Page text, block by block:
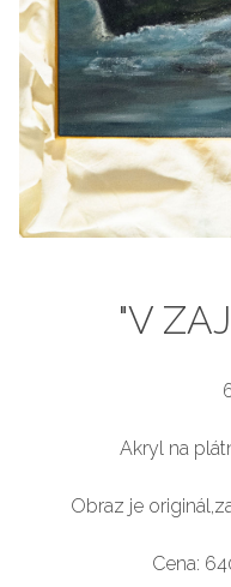
"V
Akryl na
Obraz je
Cena: